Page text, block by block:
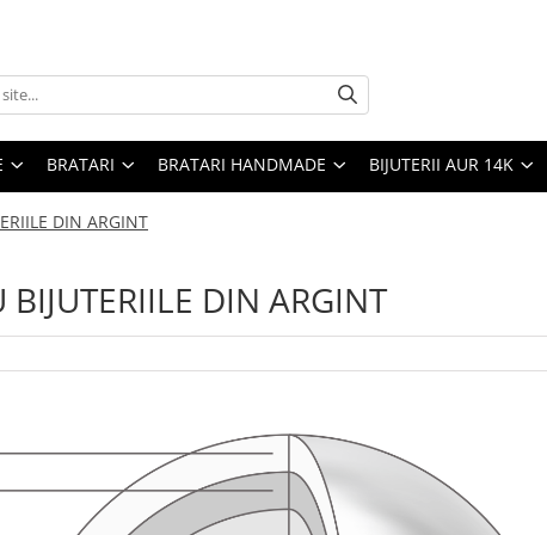
BRATARI BRATARI HANDMADE BIJUTERII AUR 14K
DIN ARGINT
BIJUTERIILE DIN ARGINT